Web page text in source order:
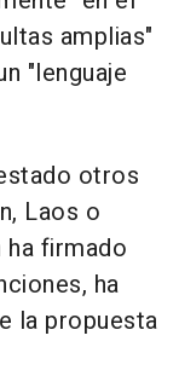
amplias"
"lenguaje
otros
Laos o
ha firmado
ha
la propuesta